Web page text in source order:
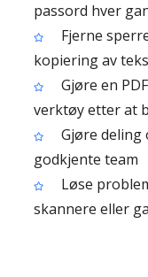
passord hver
Fjerne
kopiering av
Gjøre en
verktøy etter at
Gjøre deling
godkjente team
Løse
skannere eller